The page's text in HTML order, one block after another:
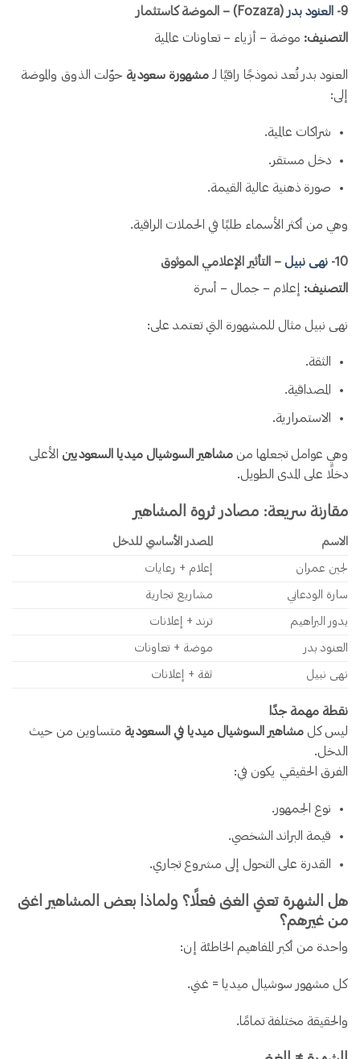
9️- العنود بدر (Fozaza) – الموضة كاستثمار
التصنيف: موضة – أزياء – تعاونات عالمية
العنود بدر تُعد نموذجًا راقيًا لـ مشهورة سعودية حوّلت الذوق والموضة
إلى:
شراكات عالمية.
دخل مستقر.
صورة ذهنية عالية القيمة.
وهي من أكثر الأسماء طلبًا في الحملات الراقية.
10- نهى نبيل – التأثير الإعلامي الموثوق
التصنيف: إعلام – جمال – أسرة
نهى نبيل مثال للمشهورة التي تعتمد على:
الثقة.
المصداقية.
الاستمرارية.
وهي عوامل تجعلها من مشاهير السوشيال ميديا السعوديين الأعلى
دخلًا على المدى الطويل.
مقارنة سريعة: مصادر ثروة المشاهير
الاسم المصدر الأساسي للدخل
لجين عمران إعلام + رعايات
سارة الودعاني مشاريع تجارية
بدور البراهيم ترند + إعلانات
العنود بدر موضة + تعاونات
نهى نبيل ثقة + إعلانات
نقطة مهمة جدًا
ليس كل مشاهير السوشيال ميديا في السعودية متساوين من حيث
الدخل.
الفرق الحقيقي يكون في:
نوع الجمهور.
قيمة البراند الشخصي.
القدرة على التحول إلى مشروع تجاري.
هل الشهرة تعني الغنى فعلًا؟ ولماذا بعض المشاهير اغنى
من غيرهم؟
واحدة من أكبر المفاهيم الخاطئة إن:
كل مشهور سوشيال ميديا = غني.
والحقيقة مختلفة تمامًا.